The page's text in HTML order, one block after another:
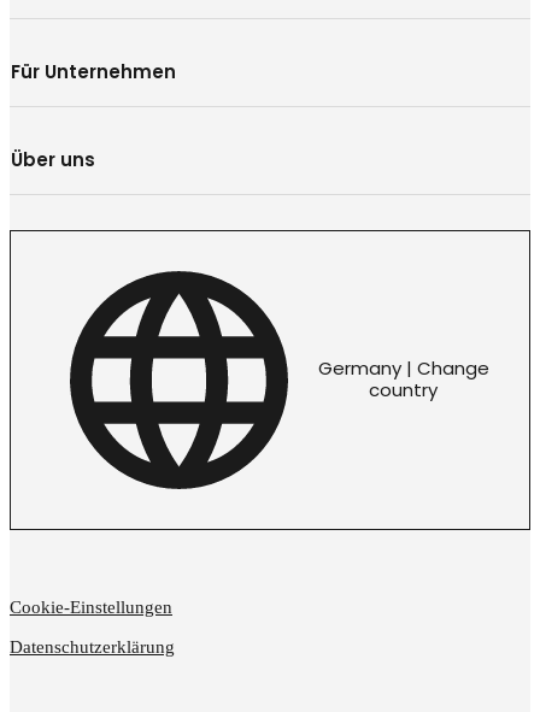
Für Unternehmen
Über uns
Germany | Change
country
Cookie-Einstellungen
Datenschutzerklärung